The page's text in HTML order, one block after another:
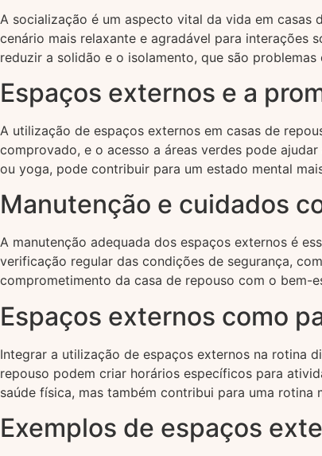
A socialização é um aspecto vital da vida em casas
cenário mais relaxante e agradável para interações
reduzir a solidão e o isolamento, que são
Espaços externos e a
A utilização de espaços externos em casas de
comprovado, e o acesso a áreas verdes pode
ou yoga, pode contribuir para um estado mental
Manutenção e cuidados
A manutenção adequada dos espaços externos é
verificação regular das condições de segurança,
comprometimento da casa de repouso com o bem-
Espaços externos como
Integrar a utilização de espaços externos na rotina
repouso podem criar horários específicos para
saúde física, mas também contribui para uma
Exemplos de espaços